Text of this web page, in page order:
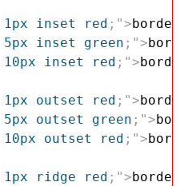
1px inset red ; ">
5px inset green ; ">
10px inset red ; ">
1px outset red ; ">
5px outset green ; ">
10px outset red ; ">
1px ridge red ; ">